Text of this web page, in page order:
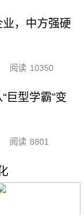
，中方强硬
阅读 10350
巨型学霸”变
阅读 8801